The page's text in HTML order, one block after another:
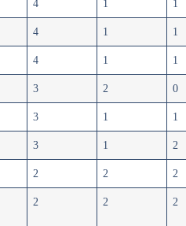
4 1 1
4 1 1
4 1 1
3 2 0
3 1 1
3 1 2
2 2 2
2 2 2